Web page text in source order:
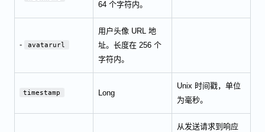
64 个字符内。
- avatarurl
用户头像 URL 地
址。长度在 256 个
字符内。
timestamp Long
Unix 时间戳，单位
为毫秒。
从发送请求到响应